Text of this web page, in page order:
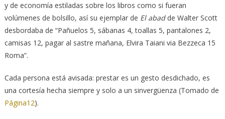
y de economía estiladas sobre los libros como si fueran
volúmenes de bolsillo, así su ejemplar de El abadde Walter Scott
desbordaba de “Pañuelos 5, sábanas 4, toallas 5, pantalones 2,
camisas 12, pagar al sastre mañana, Elvira Taiani via Bezzeca 15
Roma”.
Cada persona está avisada: prestar es un gesto desdichado, es
una cortesía hecha siempre y solo a un sinvergüenza (Tomado de
Página12).